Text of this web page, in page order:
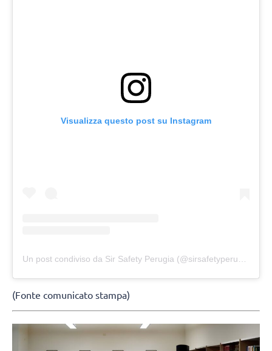
Visualizza questo post su Instagram
Un post condiviso da Sir Safety Perugia (@sirsafetyperugia)
(Fonte comunicato stampa)